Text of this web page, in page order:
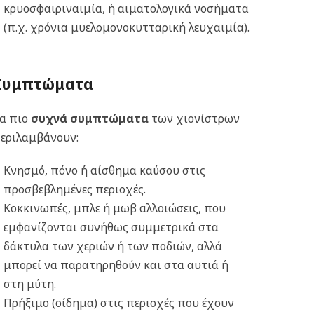
κρυοσφαιριναιμία, ή αιματολογικά νοσήματα
(π.χ. χρόνια μυελομονοκυτταρική λευχαιμία).
πιο συχνά συμπτώματα των χιονίστρων
Κνησμό, πόνο ή αίσθημα καύσου στις
προσβεβλημένες περιοχές.
Κοκκινωπές, μπλε ή μωβ αλλοιώσεις, που
εμφανίζονται συνήθως συμμετρικά στα
δάκτυλα των χεριών ή των ποδιών, αλλά
μπορεί να παρατηρηθούν και στα αυτιά ή
στη μύτη.
Πρήξιμο (οίδημα) στις περιοχές που έχουν